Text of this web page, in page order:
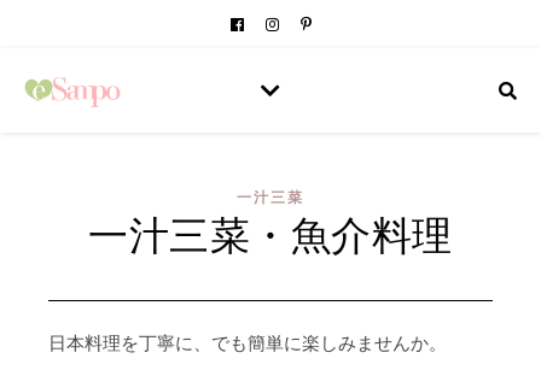
一汁三菜
一汁三菜・魚介料理
日本料理を丁寧に、でも簡単に楽しみませんか。